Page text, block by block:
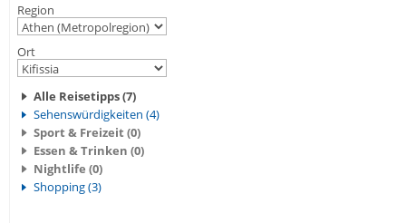
Region
Ort
Alle Reisetipps (7)
Sehenswürdigkeiten (4)
Sport & Freizeit (0)
Essen & Trinken (0)
Nightlife (0)
Shopping (3)